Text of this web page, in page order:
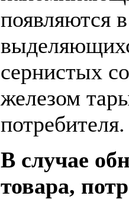
появляются
сернистых
железом
потребителя.
В случае
товара,